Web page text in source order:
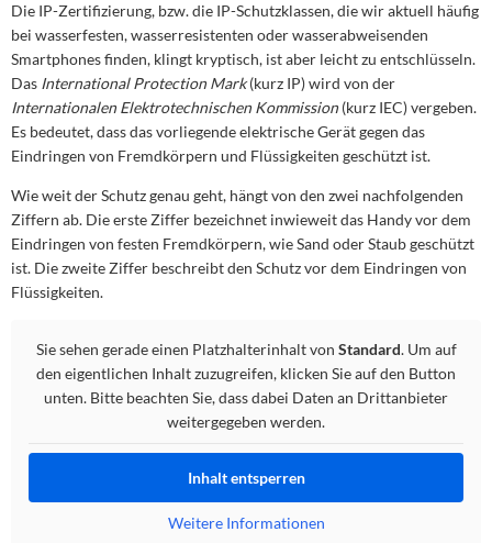
Die IP-Zertifizierung, bzw. die IP-Schutzklassen, die wir aktuell häufig
bei wasserfesten, wasserresistenten oder wasserabweisenden
Smartphones finden, klingt kryptisch, ist aber leicht zu entschlüsseln.
Das International Protection Mark(kurz IP) wird von der
Internationalen Elektrotechnischen Kommission(kurz IEC) vergeben.
Es bedeutet, dass das vorliegende elektrische Gerät gegen das
Eindringen von Fremdkörpern und Flüssigkeiten geschützt ist.
Wie weit der Schutz genau geht, hängt von den zwei nachfolgenden
Ziffern ab. Die erste Ziffer bezeichnet inwieweit das Handy vor dem
Eindringen von festen Fremdkörpern, wie Sand oder Staub geschützt
ist. Die zweite Ziffer beschreibt den Schutz vor dem Eindringen von
Flüssigkeiten.
Sie sehen gerade einen Platzhalterinhalt von Standard. Um auf
den eigentlichen Inhalt zuzugreifen, klicken Sie auf den Button
unten. Bitte beachten Sie, dass dabei Daten an Drittanbieter
weitergegeben werden.
Inhalt entsperren
Weitere Informationen